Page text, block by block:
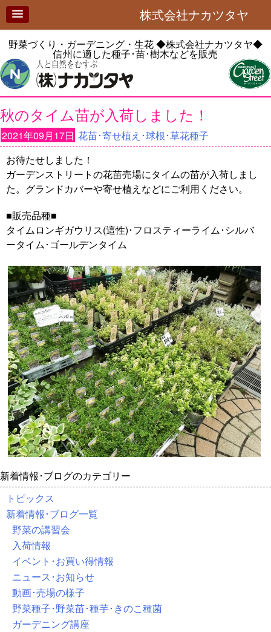
株式会社ナカツタヤ
野菜づくり・ガーデニング・生花◆株式会社ナカツタヤ◆
信州に適した種子･苗･樹木などを販売
秋のタイム苗が入荷しました！
2021年09月17日 花苗･寄せ植え･球根･草花種子
お待たせしました！
ガーデンストリートの花苗売場にタイムの苗が入荷しまし
た。グランドカバーや寄せ植えなどにご利用ください。
■販売品種■
タイムロンギガウリス(這性)･フロスティーライム･シルバ
ータイム･ゴールデンタイム
新着情報･ブログのカテゴリー
トピックス
新着情報･ブログ一覧
野菜の講習会
入荷情報
イベント･お買い得情報
ニュース･お知らせ
動画･売場の様子
野菜種子･野菜苗･種芋･きのこ種菌
ガーデニング講座